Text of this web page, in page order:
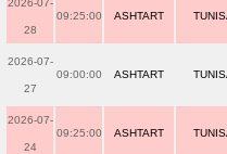
2026-07-
28
09:25:00 ASHTART
2026-07-
27
09:00:00 ASHTART
2026-07-
24
09:25:00 ASHTART